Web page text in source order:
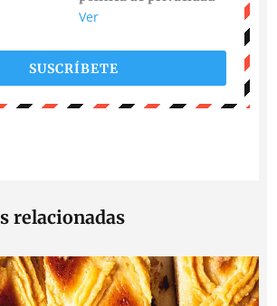
Ver
SUSCRÍBETE
relacionadas